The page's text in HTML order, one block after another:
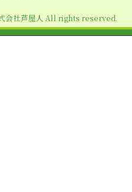
会社芦屋人 All rights reserved.